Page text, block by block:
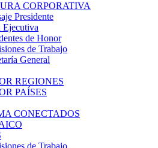
CORPORATIVA
Presidente
Ejecutiva
de Honor
de Trabajo
General
REGIONES
PAÍSES
CONECTADOS
de Trabajo